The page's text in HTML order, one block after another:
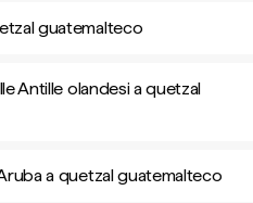
guatemalteco
Antille olandesi a quetzal
a quetzal guatemalteco